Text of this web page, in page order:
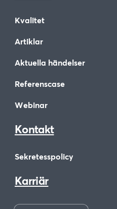
Kvalitet
Artiklar
Aktuella händelser
Referenscase
Webinar
Kontakt
Sekretesspolicy
Karriär